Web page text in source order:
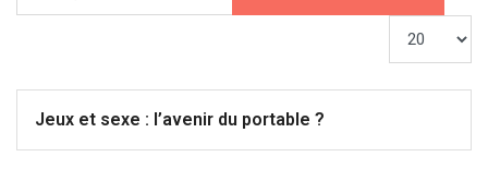
Jeux et sexe : l’avenir du portable ?